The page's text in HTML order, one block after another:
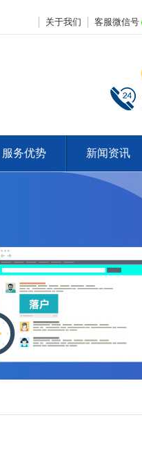
关于我们 客服微信号
服务优势 新闻资讯